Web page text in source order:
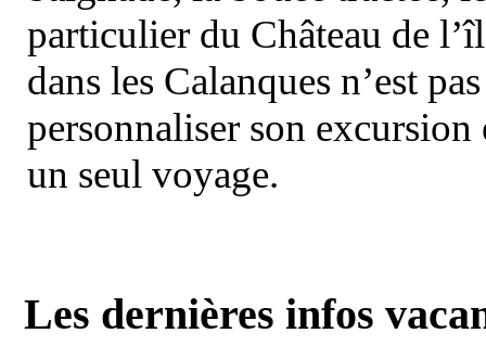
particulier du Château de
dans les Calanques n’est
personnaliser son
un seul voyage.
Les dernières infos